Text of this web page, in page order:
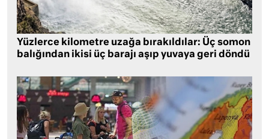
Yüzlerce kilometre uzağa bırakıldılar: Üç somon
balığından ikisi üç barajı aşıp yuvaya geri döndü